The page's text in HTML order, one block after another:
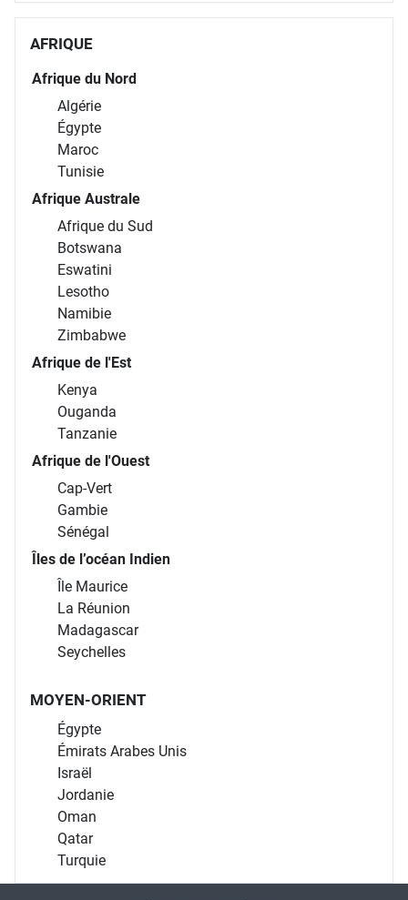
AFRIQUE
Afrique du Nord
Algérie
Égypte
Maroc
Tunisie
Afrique Australe
Afrique du Sud
Botswana
Eswatini
Lesotho
Namibie
Zimbabwe
Afrique de l'Est
Kenya
Ouganda
Tanzanie
Afrique de l'Ouest
Cap-Vert
Gambie
Sénégal
Îles de l’océan Indien
Île Maurice
La Réunion
Madagascar
Seychelles
MOYEN-ORIENT
Égypte
Émirats Arabes Unis
Israël
Jordanie
Oman
Qatar
Turquie